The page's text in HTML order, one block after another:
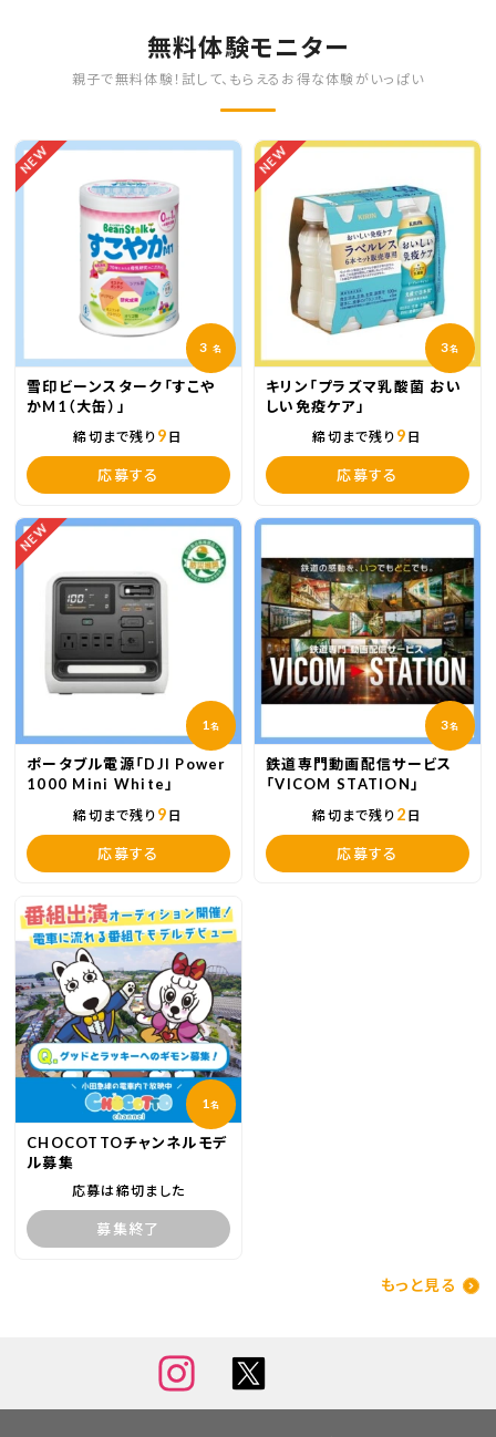
無料体験モニター
親子で無料体験！試して、もらえるお得な体験がいっぱい
NEW
3 名
雪印ビーンスターク「すこや
かM1（大缶）」
締切まで残り 9 日
応募する
NEW
3名
キリン「プラズマ乳酸菌 おい
しい免疫ケア」
締切まで残り 9 日
応募する
NEW
1名
ポータブル電源「DJI Power
1000 Mini White」
締切まで残り 9 日
応募する
3名
鉄道専門動画配信サービス
「VICOM STATION」
締切まで残り 2 日
応募する
1 名
CHOCOTTOチャンネルモデ
ル募集
応募は締切ました
募集終了
もっと見る